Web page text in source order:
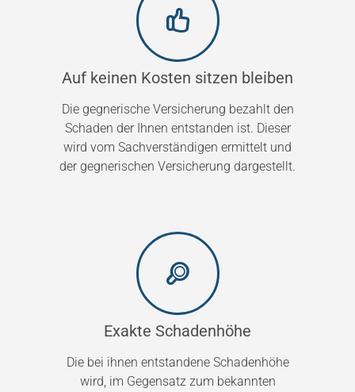
Auf keinen Kosten sitzen bleiben
Die gegnerische Versicherung bezahlt den
Schaden der Ihnen entstanden ist. Dieser
wird vom Sachverständigen ermittelt und
der gegnerischen Versicherung dargestellt.
Exakte Schadenhöhe
Die bei ihnen entstandene Schadenhöhe
wird, im Gegensatz zum bekannten